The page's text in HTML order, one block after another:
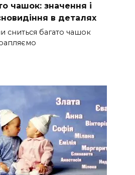
чашок: значення і
в деталях
сниться багато чашок